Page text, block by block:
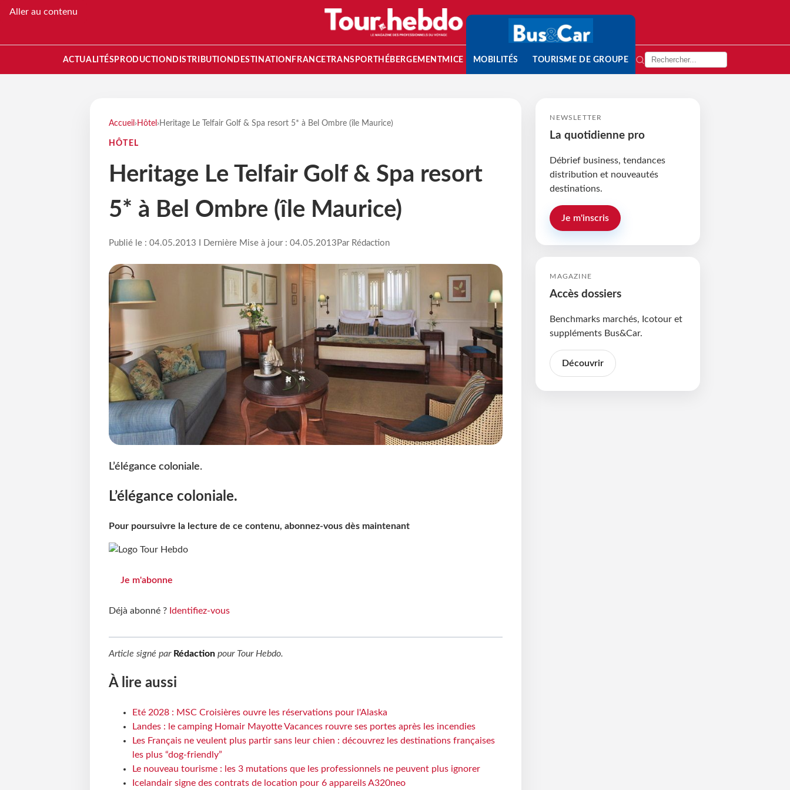
Aller au contenu
ACTUALITÉS PRODUCTION DISTRIBUTION DESTINATION FRANCETRANSPORT HÉBERGEMENTMICE MOBILITÉS TOURISME DE GROUPE
Accueil › Hôtel › Heritage Le Telfair Golf & Spa resort 5* à Bel Ombre (île Maurice)
HÔTEL
Heritage Le Telfair Golf & Spa resort
5* à Bel Ombre (île Maurice)
Publié le : 04.05.2013 I Dernière Mise à jour : 04.05.2013 Par Rédaction
L’élégance coloniale.
L’élégance coloniale.
Pour poursuivre la lecture de ce contenu, abonnez-vous dès maintenant
Je m'abonne
Déjà abonné ? Identifiez-vous
Article signé par Rédactionpour Tour Hebdo.
À lire aussi
Eté 2028 : MSC Croisières ouvre les réservations pour l'Alaska
Landes : le camping Homair Mayotte Vacances rouvre ses portes après les incendies
Les Français ne veulent plus partir sans leur chien : découvrez les destinations françaises
les plus “dog-friendly”
Le nouveau tourisme : les 3 mutations que les professionnels ne peuvent plus ignorer
Icelandair signe des contrats de location pour 6 appareils A320neo
NEWSLETTER
La quotidienne pro
Débrief business, tendances
distribution et nouveautés
destinations.
Je m'inscris
MAGAZINE
Accès dossiers
Benchmarks marchés, Icotour et
suppléments Bus&Car.
Découvrir